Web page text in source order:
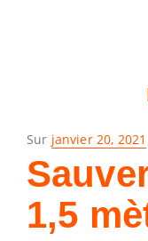
Sur Posé
janvier 20, 2021
1,5